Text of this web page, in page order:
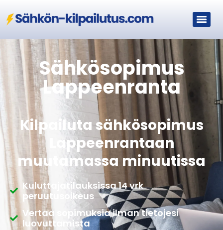
Sähkösopimus
Lappeenranta
Kilpailuta sähkösopimus
Lappeenrantaan
muutamassa minuutissa
Kuluttajatilauksissa 14 vrk
peruutusoikeus
Vertaa sopimuksia ilman tietojesi
luovuttamista